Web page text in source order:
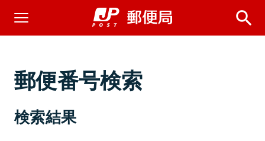
郵便番号検索
検索結果